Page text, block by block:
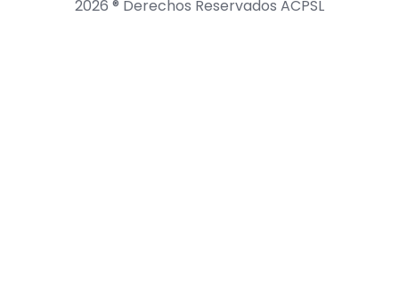
2026 ® Derechos Reservados ACPSL